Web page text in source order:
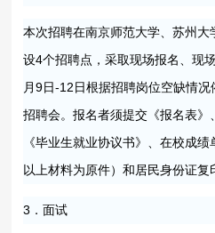
本次招聘在南京师范大学、苏州
设4个招聘点，采取现场报名、现
月9日-12日根据招聘岗位空缺情
招聘会。报名者须提交《报名表》
《毕业生就业协议书》、在校成
以上材料为原件）和居民身份证复
3．面试